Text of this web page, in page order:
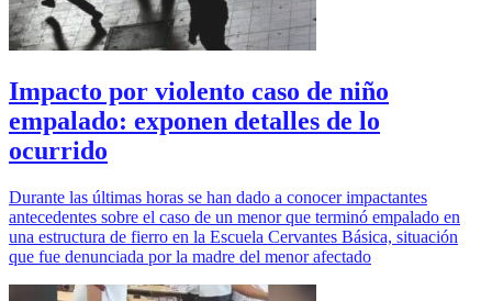
Impacto por violento caso de niño
empalado: exponen detalles de lo
ocurrido
Durante las últimas horas se han dado a conocer impactantes
antecedentes sobre el caso de un menor que terminó empalado en
una estructura de fierro en la Escuela Cervantes Básica, situación
que fue denunciada por la madre del menor afectado